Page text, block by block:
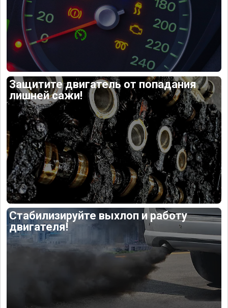
Защитите двигатель от попадания
лишней сажи!
Стабилизируйте выхлоп и работу
двигателя!